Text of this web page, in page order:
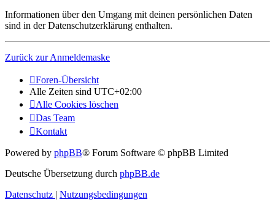
Informationen über den Umgang mit deinen persönlichen Daten
sind in der Datenschutzerklärung enthalten.
Zurück zur Anmeldemaske
Foren-Übersicht
Alle Zeiten sind UTC+02:00
Alle Cookies löschen
Das Team
Kontakt
Powered by phpBB® Forum Software © phpBB Limited
Deutsche Übersetzung durch phpBB.de
Datenschutz | Nutzungsbedingungen